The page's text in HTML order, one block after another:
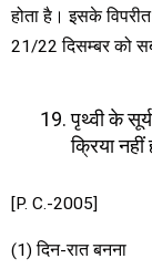
होता है। इसके विपरीत
21/22 दिसम्बर को
पृथ्वी के
क्रिया नहीं
[P. C.-2005]
(1) दिन-रात बनना